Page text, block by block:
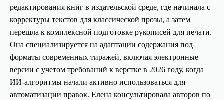
редактирования книг в издательской среде, где начинала с
корректуры текстов для классической прозы, а затем
перешла к комплексной подготовке рукописей для печати.
Она специализируется на адаптации содержания под
форматы современных тиражей, включая электронные
версии с учетом требований к верстке в 2026 году, когда
ИИ-алгоритмы начали активно использоваться для
автоматизации правок. Елена консультировала авторов по